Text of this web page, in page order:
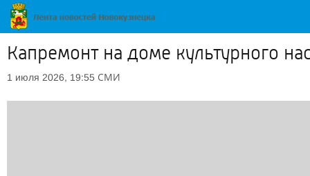
Капремонт на доме культурного
1 июля 2026, 19:55 СМИ